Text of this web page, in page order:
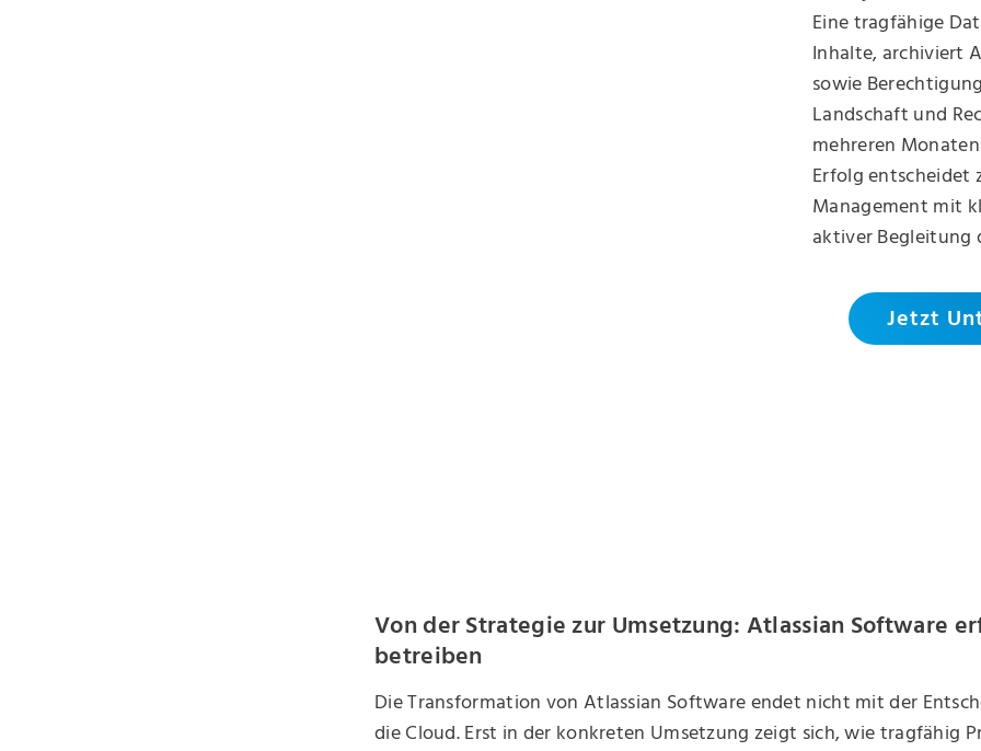
Eine tragfähige
Inhalte, archiviert
sowie
Landschaft und
mehreren
Erfolg entscheidet
Management mit
aktiver Begleitung
Jetzt
Von der Strategie zur Umsetzung: Atlassian Software
betreiben
Die Transformation von Atlassian Software endet nicht mit der
die Cloud. Erst in der konkreten Umsetzung zeigt sich, wie tragfähig